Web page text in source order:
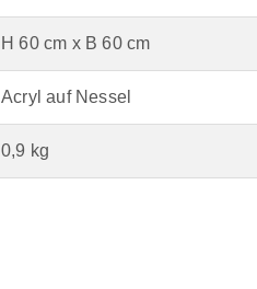
H 60 cm x B 60 cm
Acryl auf Nessel
0,9 kg